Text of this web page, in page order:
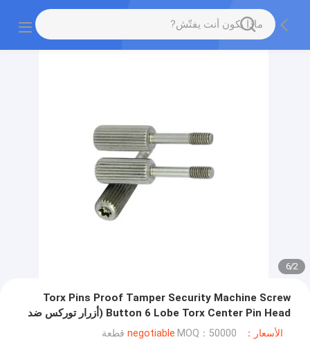
2
/
6
Torx Pins Proof Tamper Security Machine Screw
Button 6 Lobe Torx Center Pin Head (أزرار توركس ضد
التلاعب بأجهزة الأمن)
الأسعار：negotiable MOQ：50000 قطعة